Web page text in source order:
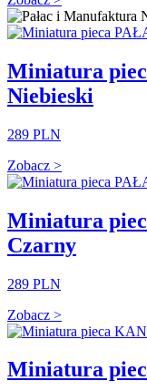
Miniatura
Niebieski
289 PLN
Zobacz >
Miniatura
Czarny
289 PLN
Zobacz >
Miniatura